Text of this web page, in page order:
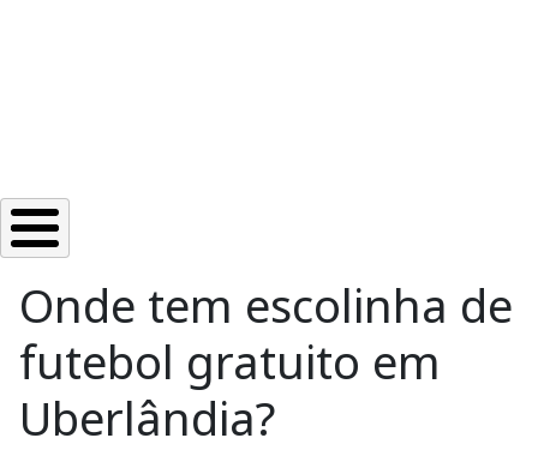
Onde tem escolinha de
futebol gratuito em
Uberlândia?